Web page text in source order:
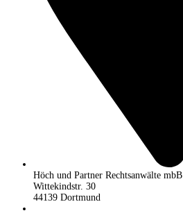
Höch und Partner Rechtsanwälte mbB
Wittekindstr. 30
44139 Dortmund